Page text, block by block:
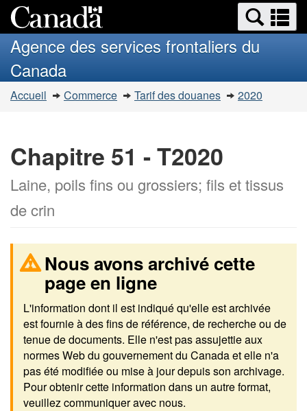
au
contenu
à
la
HTML
simplifiée
Recherche
et
menus
et
Agence des services frontaliers du
Canada
Vous
Accueil Commerce Tarif des douanes 2020
Chapitre 51 - T2020
Laine, poils fins ou grossiers; fils et tissus
de crin
Nous avons archivé cette
page en ligne
L'information dont il est indiqué qu'elle est archivée
est fournie à des fins de référence, de recherche ou de
tenue de documents. Elle n'est pas assujettie aux
normes Web du gouvernement du Canada et elle n'a
pas été modifiée ou mise à jour depuis son archivage.
Pour obtenir cette information dans un autre format,
veuillez communiquer avec nous.